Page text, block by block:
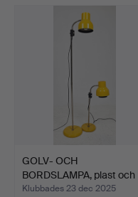
GOLV- OCH
BORDSLAMPA, plast och
metall, 19…
Klubbades 23 dec 2025